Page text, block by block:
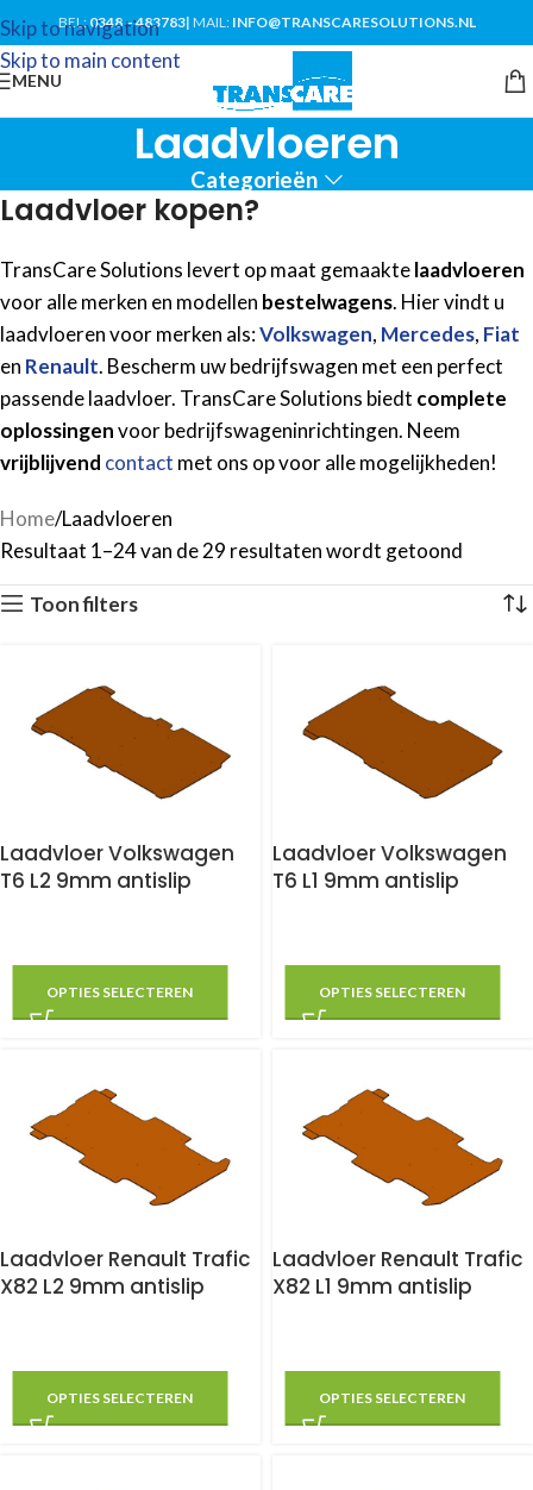
Skip to navigation
Skip to main content
BEL:0348 – 483783| MAIL: INFO@TRANSCARESOLUTIONS.NL
MENU
Laadvloeren
Categorieën
Laadvloer kopen?
TransCare Solutions levert op maat gemaaktelaadvloeren
voor alle merken en modellen bestelwagens. Hier vindt u
laadvloeren voor merken als:Volkswagen, Mercedes, Fiat
en Renault. Bescherm uw bedrijfswagen met een perfect
passende laadvloer. TransCare Solutions biedt complete
oplossingenvoor bedrijfswageninrichtingen. Neem
vrijblijvend contact met ons op voor alle mogelijkheden!
Home Laadvloeren
Resultaat 1–24 van de 29 resultaten wordt getoond
Toon filters
Laadvloer Volkswagen
T6 L2 9mm antislip
OPTIES SELECTEREN
Laadvloer Volkswagen
T6 L1 9mm antislip
OPTIES SELECTEREN
Laadvloer Renault Trafic
X82 L2 9mm antislip
OPTIES SELECTEREN
Laadvloer Renault Trafic
X82 L1 9mm antislip
OPTIES SELECTEREN